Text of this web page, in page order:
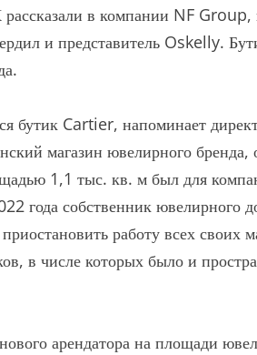
в компании NF
и представитель Oskelly.
бутик Cartier, напоминает
магазин ювелирного бренда,
1,1 тыс. кв. м был для
года собственник ювелирного
работу всех своих
в числе которых было и
арендатора на площади